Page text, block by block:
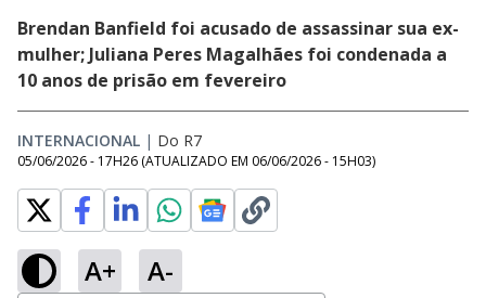
Brendan Banfield foi acusado de assassinar sua ex-
mulher; Juliana Peres Magalhães foi condenada a
10 anos de prisão em fevereiro
INTERNACIONAL | Do R7
05/06/2026 - 17H26 (ATUALIZADO EM 06/06/2026 - 15H03)
A+ A-